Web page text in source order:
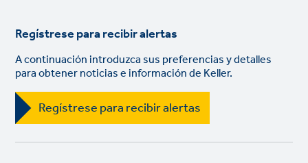
Regístrese para recibir alertas
A continuación introduzca sus preferencias y detalles
para obtener noticias e información de Keller.
Regístrese para recibir alertas